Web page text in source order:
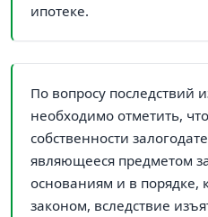
ипотеке.
По вопросу последствий
необходимо отметить,
собственности
являющееся предметом
основаниям и в порядке,
законом, вследствие